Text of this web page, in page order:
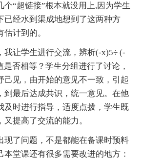
个“超链接”根本就没用上,因为学生
已经水到渠成地想到了这两种方
计到的。
让学生进行交流，辨析(-x)5÷ (-
否相等？学生分组进行了讨论，
己见，由开始的意见不一致，引起
到最后达成共识，统一意见。在他
及时进行指导，适度点拨，学生既
提高了交流的能力。
了问题，不是都能在备课时预料
本堂课还有很多需要改进的地方：